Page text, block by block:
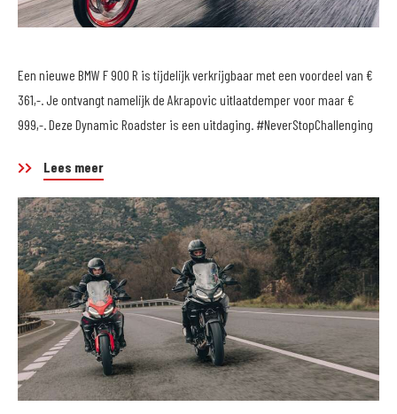
Een nieuwe BMW F 900 R is tijdelijk verkrijgbaar met een voordeel van €
361,-. Je ontvangt namelijk de Akrapovic uitlaatdemper voor maar €
999,-. Deze Dynamic Roadster is een uitdaging. #NeverStopChallenging
Lees meer